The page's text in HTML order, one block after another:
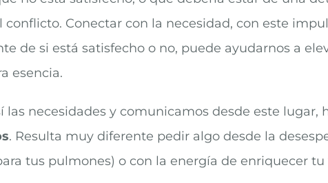
Conectar con la necesidad, con este
de si está satisfecho o no, puede ayudarnos a
esencia.
las necesidades y comunicamos desde este lugar,
. Resulta muy diferente pedir algo desde la
tus pulmones) o con la energía de enriquecer